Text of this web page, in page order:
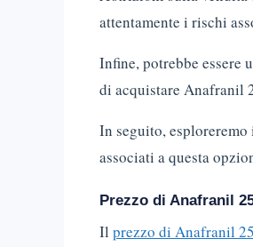
attentamente i rischi
Infine, potrebbe essere
di acquistare Anafranil
In seguito, esploreremo
associati a questa
Prezzo di Anafranil
Il prezzo di Anafranil